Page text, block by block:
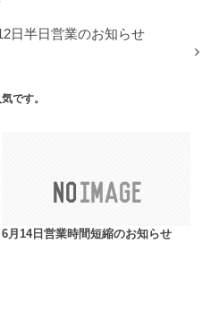
日半日営業のお知らせ
です。
6月14日営業時間短縮のお知らせ